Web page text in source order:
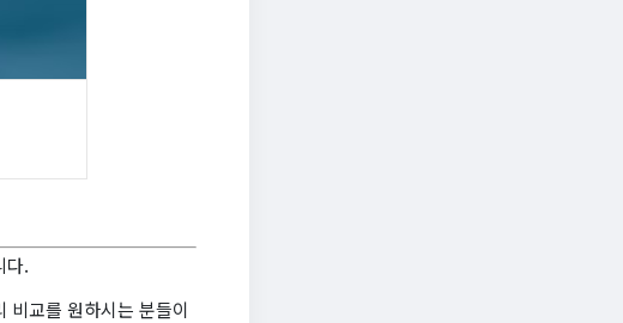
다.
비교를 원하시는 분들이